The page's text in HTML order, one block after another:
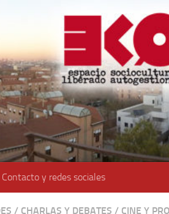
Contacto y redes sociales
/ CHARLAS Y DEBATES / CINE Y